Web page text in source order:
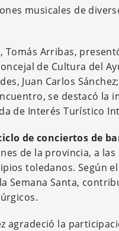
musicales de
Tomás Arribas,
de Cultura del
Juan Carlos
se destacó
de Interés Turístico
de conciertos de
de la provincia, a
toledanos. Según
Semana Santa,
agradeció la